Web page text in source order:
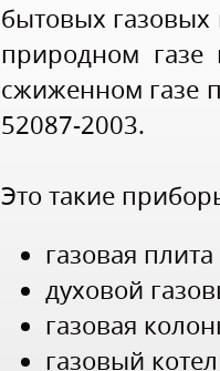
бытовых
природном
сжиженном газе
52087-2003.
Это такие
газовая плита
духовой
газовая
газовый котел